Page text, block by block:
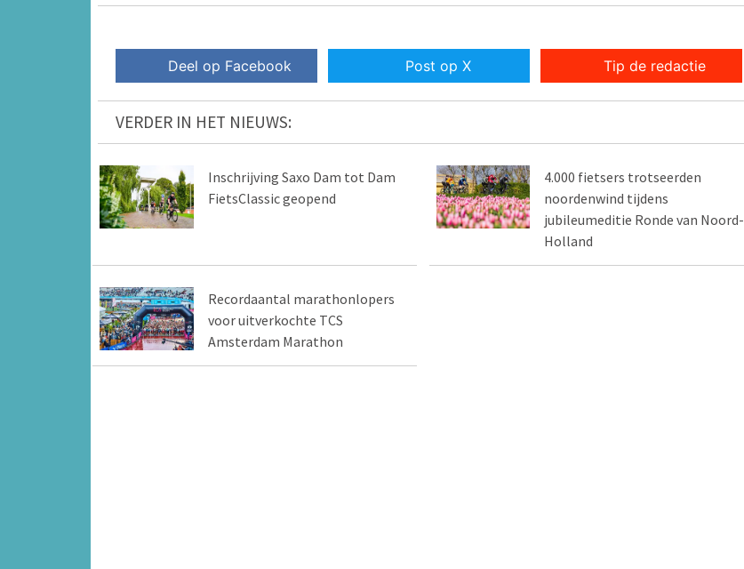
Deel op Facebook Post op X Tip de redactie
VERDER IN HET NIEUWS:
Inschrijving Saxo Dam tot Dam
FietsClassic geopend
4.000 fietsers trotseerden
noordenwind tijdens
jubileumeditie Ronde van Noord-
Holland
Recordaantal marathonlopers
voor uitverkochte TCS
Amsterdam Marathon